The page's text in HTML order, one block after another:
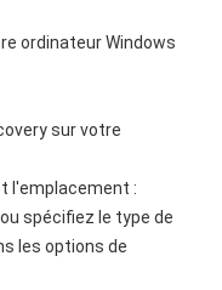
ordinateur Windows
sur votre
l'emplacement :
spécifiez le type de
les options de